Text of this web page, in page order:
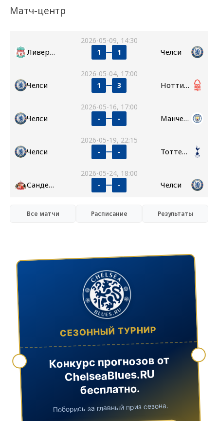
Матч-центр
2026-05-09, 14:30
Ливерпуль 1 1 Челси
2026-05-04, 17:00
Челси 1 3 Ноттингем Форест
2026-05-16, 17:00
Челси - - Манчестер Сити
2026-05-19, 22:15
Челси - - Тоттенхэм
2026-05-24, 18:00
Сандерленд - - Челси
Все матчи Расписание Результаты
СЕЗОННЫЙ ТУРНИР
Конкурс прогнозов от
ChelseaBlues.RU
бесплатно.
Поборись за главный приз сезона.